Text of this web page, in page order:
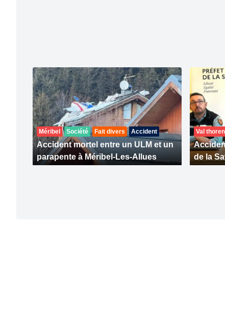
Méribel Société Fait divers Accident
Accident mortel entre un ULM et un
parapente à Méribel-Les-Allues
Val
de la